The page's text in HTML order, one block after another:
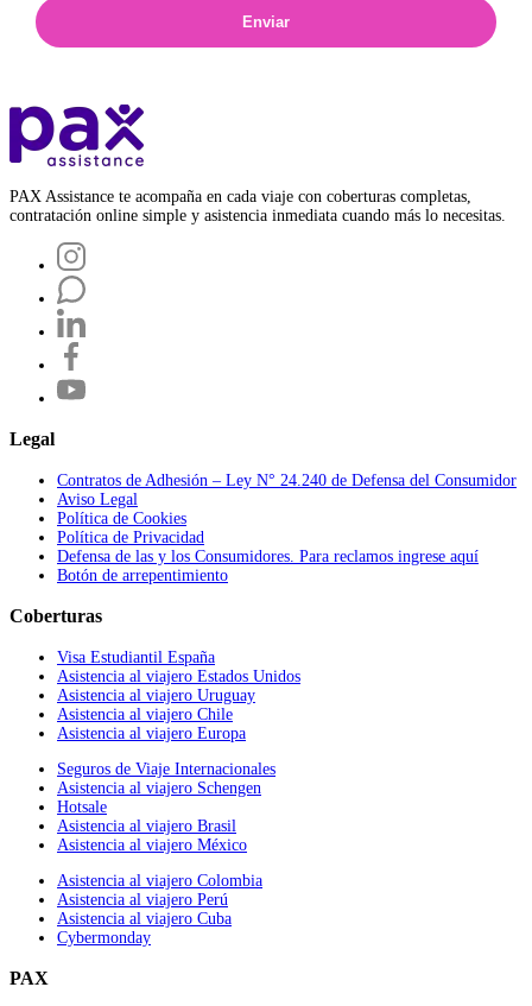
Enviar
PAX Assistance te acompaña en cada viaje con coberturas completas,
contratación online simple y asistencia inmediata cuando más lo necesitas.
Legal
Contratos de Adhesión – Ley N° 24.240 de Defensa del Consumidor
Aviso Legal
Política de Cookies
Política de Privacidad
Defensa de las y los Consumidores. Para reclamos ingrese aquí
Botón de arrepentimiento
Coberturas
Visa Estudiantil España
Asistencia al viajero Estados Unidos
Asistencia al viajero Uruguay
Asistencia al viajero Chile
Asistencia al viajero Europa
Seguros de Viaje Internacionales
Asistencia al viajero Schengen
Hotsale
Asistencia al viajero Brasil
Asistencia al viajero México
Asistencia al viajero Colombia
Asistencia al viajero Perú
Asistencia al viajero Cuba
Cybermonday
PAX